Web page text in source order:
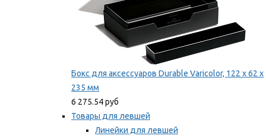
Бокс для аксессуаров Durable Varicolor, 122 x 62 x
235 мм
6 275.54 руб
Товары для левшей
Линейки для левшей